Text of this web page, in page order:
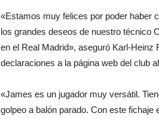
«Estamos muy felices por poder haber
los grandes deseos de nuestro técnico
en el Real Madrid», aseguró Karl-Heinz
declaraciones a la página web del club
«James es un jugador muy versátil.
golpeo a balón parado. Con este